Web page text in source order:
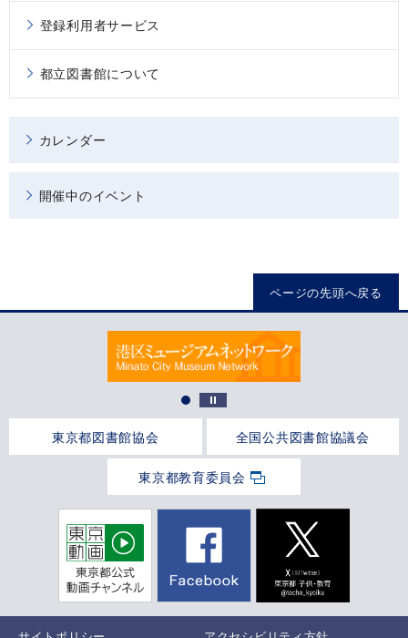
登録利用者サービス
都立図書館について
カレンダー
開催中のイベント
ページの先頭へ戻る
東京都図書館協会 全国公共図書館協議会
東京都教育委員会